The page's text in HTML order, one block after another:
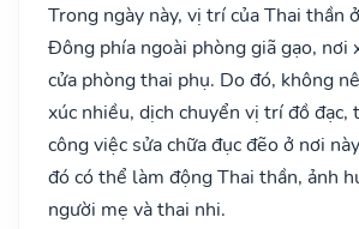
Trong ngày này, vị trí của Thai thần
Đông phía ngoài phòng giã gạo, nơi
cửa phòng thai phụ. Do đó, không
xúc nhiều, dịch chuyển vị trí đồ đạc,
công việc sửa chữa đục đẽo ở nơi
đó có thể làm động Thai thần, ảnh
người mẹ và thai nhi.